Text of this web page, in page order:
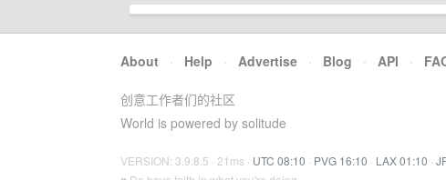
About · Help · Advertise · Blog · API ·
创意工作者们的社区
World is powered by solitude
VERSION: 3.9.8.5 · 21ms · UTC 08:10 · PVG 16:10 · LAX 01:10 ·